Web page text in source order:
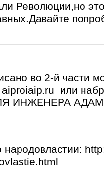
Революции,но
во 2-й части
aiproiaip.ru или
ИНЖЕНЕРА
народовластии: